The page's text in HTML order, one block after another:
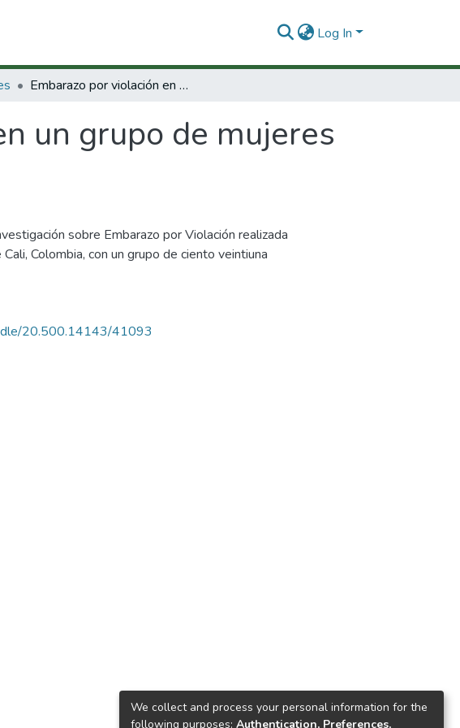
Log In
Embarazo por violación en un grupo de mujeres victimas de Cali, Valle.
un grupo de mujeres
sobre Embarazo por Violación realizada
Colombia, con un grupo de ciento veintiuna
20.500.14143/41093
We collect and process your personal information for the
following purposes: Authentication, Preferences,